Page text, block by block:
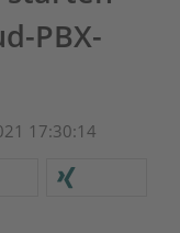
PBX-
17:30:14